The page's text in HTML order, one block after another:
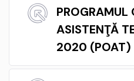
PROGRAMUL
ASISTENŢĂ
2020 (POAT)